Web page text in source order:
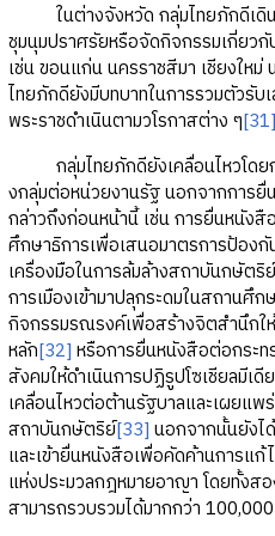
ในต่างจังหวัด กลุ่มไทยภักดีเดิน
ชุมนุมปราศรัยหรือจัดกิจกรรมเกี่ยว
เช่น ขอนแก่น นครราชสีมา เชียงให
ไทยภักดียังมีบทบาทในการรวมตัวรับ
พระราชดำเนินตามวโรกาสต่าง ๆ[31]
กลุ่มไทยภักดียังเคลื่อนไหวโดย
งกลุ่มต่อหน่วยงานรัฐ นอกจากการ
กล่าวถึงก่อนหน้านี้ เช่น การยื่นหนัง
ศึกษาธิการเพื่อเสนอมาตรการป้องกั
เครื่องมือในการล้มล้างสถาบันกษัตริ
การเมืองเข้ามาปลุกระดมในสถานศึ
กิจกรรมรณรงค์เพื่อสร้างจิตสำนึกใ
หลัก[32] หรือการยื่นหนังสือต่อกระ
สังคมให้ดำเนินการปฏิรูปโซเชียลมีเดี
เคลื่อนไหวต่อต้านรัฐบาลและเผยแ
สถาบันกษัตริย์[33] นอกจากนั้นยังไ
และเข้ายื่นหนังสือเพื่อคัดค้านการแ
แห่งประมวลกฎหมายอาญา โดยทั้งส
สามารถรวบรวมได้มากกว่า